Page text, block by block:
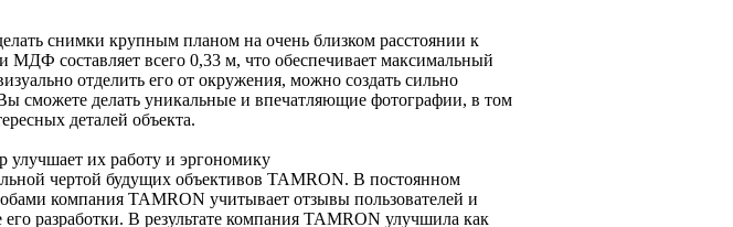
снимки крупным планом на очень близком расстоянии к
составляет всего 0,33 м, что обеспечивает максимальный
отделить его от окружения, можно создать сильно
сможете делать уникальные и впечатляющие фотографии, в том
деталей объекта.
улучшает их работу и эргономику
чертой будущих объективов TAMRON. В постоянном
компания TAMRON учитывает отзывы пользователей и
разработки. В результате компания TAMRON улучшила как